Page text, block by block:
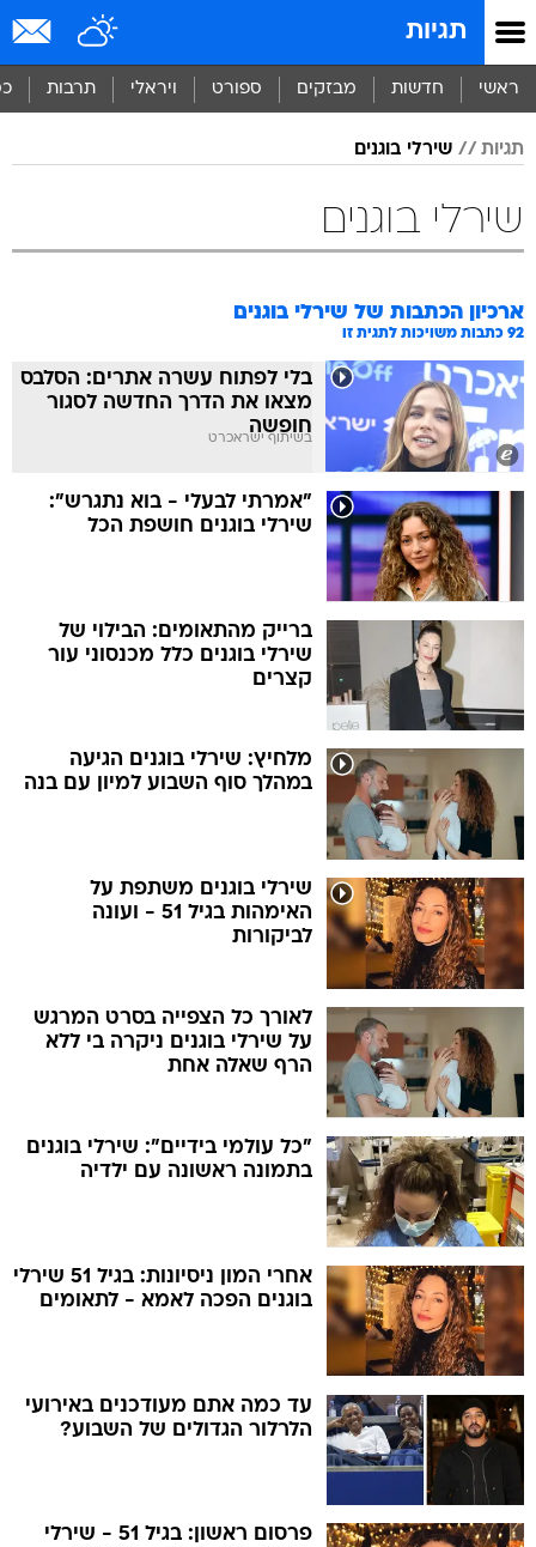
תגיות
ראשי חדשות מבזקים ספורט ויראלי תרבות
תגיות שירלי בוגנים
שירלי בוגנים
ארכיון הכתבות של שירלי בוגנים
92 כתבות משויכות לתגית זו
בלי לפתוח עשרה אתרים: הסלבס
מצאו את הדרך החדשה לסגור
חופשה
בשיתוף ישראכרט
"אמרתי לבעלי - בוא נתגרש":
שירלי בוגנים חושפת הכל
ברייק מהתאומים: הבילוי של
שירלי בוגנים כלל מכנסוני עור
קצרים
מלחיץ: שירלי בוגנים הגיעה
במהלך סוף השבוע למיון עם בנה
שירלי בוגנים משתפת על
האימהות בגיל 51 - ועונה
לביקורות
לאורך כל הצפייה בסרט המרגש
על שירלי בוגנים ניקרה בי ללא
הרף שאלה אחת
"כל עולמי בידיים": שירלי בוגנים
בתמונה ראשונה עם ילדיה
אחרי המון ניסיונות: בגיל 51 שירלי
בוגנים הפכה לאמא - לתאומים
עד כמה אתם מעודכנים באירועי
הלרלור הגדולים של השבוע?
פרסום ראשון: בגיל 51 - שירלי